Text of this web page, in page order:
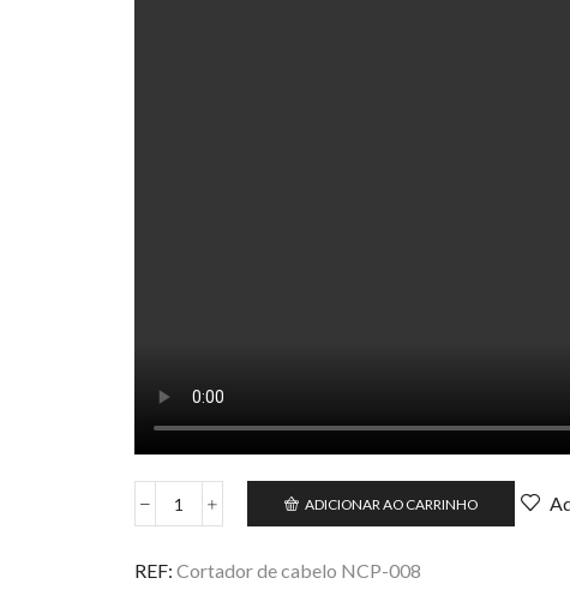
Cortador
cabelo
ADICIONAR AO CARRINHO
REF: Cortador de cabelo NCP-008